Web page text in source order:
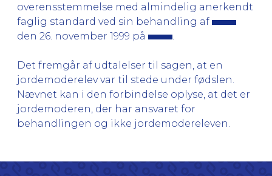
overensstemmelse med almindelig anerkendt
faglig standard ved sin behandling af
den 26. november 1999 på
Det fremgår af udtalelser til sagen, at en
jordemoderelev var til stede under fødslen.
Nævnet kan i den forbindelse oplyse, at det er
jordemoderen, der har ansvaret for
behandlingen og ikke jordemodereleven.